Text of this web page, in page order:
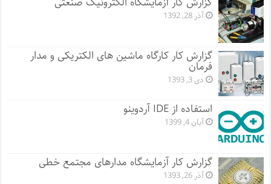
آذر 28, 1392
گزارش کار کارگاه ماشین های الکتریکی و مدار
فرمان
دی 3, 1393
استفاده از IDE آردوینو
آبان 4, 1399
گزارش کار آزمایشگاه مدارهای مجتمع خطی
آذر 26, 1393